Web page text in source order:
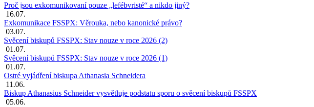
Proč jsou exkomunikovaní pouze „lefébvristé“ a nikdo jiný?
16.07.
Exkomunikace FSSPX: Věrouka, nebo kanonické právo?
03.07.
Svěcení biskupů FSSPX: Stav nouze v roce 2026 (2)
01.07.
Svěcení biskupů FSSPX: Stav nouze v roce 2026 (1)
01.07.
Ostré vyjádření biskupa Athanasia Schneidera
11.06.
Biskup Athanasius Schneider vysvětluje podstatu sporu o svěcení biskupů FSSPX
05.06.